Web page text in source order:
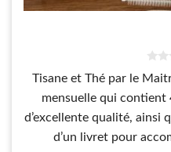
s
u
r
Tisane et Thé par le
mensuelle qui contient
d’excellente qualité, ainsi
d’un livret pour